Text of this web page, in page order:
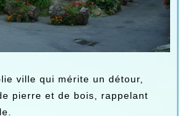
ville qui mérite un détour,
pierre et de bois, rappelant